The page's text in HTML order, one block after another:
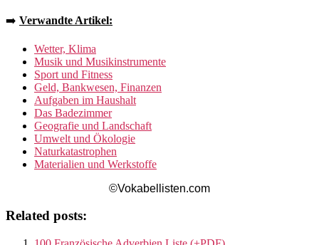
➡️ Verwandte Artikel:
Wetter, Klima
Musik und Musikinstrumente
Sport und Fitness
Geld, Bankwesen, Finanzen
Aufgaben im Haushalt
Das Badezimmer
Geografie und Landschaft
Umwelt und Ökologie
Naturkatastrophen
Materialien und Werkstoffe
©Vokabellisten.com
Related posts: